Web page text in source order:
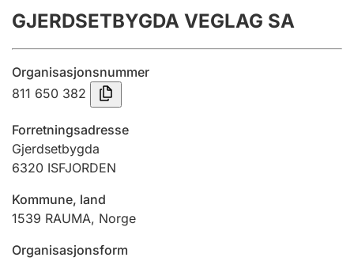
Årsrekneskap
Innsending og forseinkingsgebyr
Tinglysing
Jeger
Ektepaktrettleiaren
GJERDSETBYGDA VEGLAG SA
Organisasjonsnummer
811 650 382
Forretningsadresse
Gjerdsetbygda
6320 ISFJORDEN
Kommune, land
1539 RAUMA, Norge
Organisasjonsform